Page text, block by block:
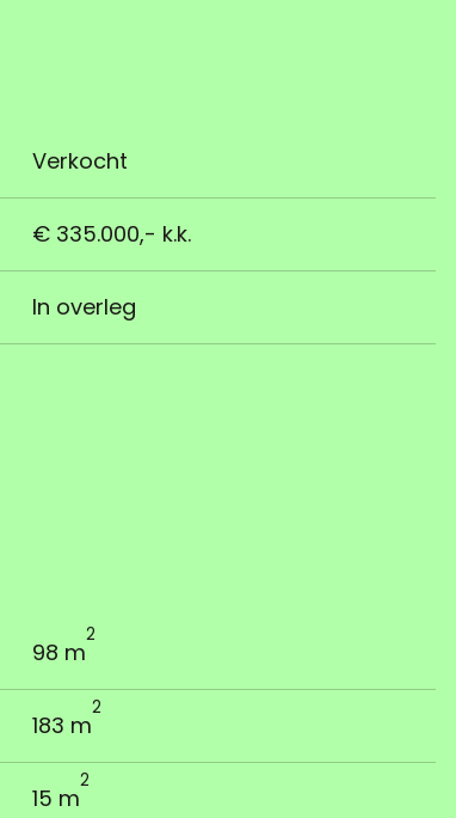
Verkocht
€ 335.000,- k.k.
In overleg
98 m
2
183 m
2
15 m
2